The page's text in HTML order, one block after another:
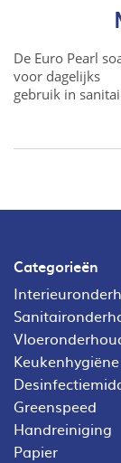
De Euro Pearl
voor dagelijks
gebruik in
Categorieën
Keukenhygiëne
Greenspeed
Handreiniging
Papier